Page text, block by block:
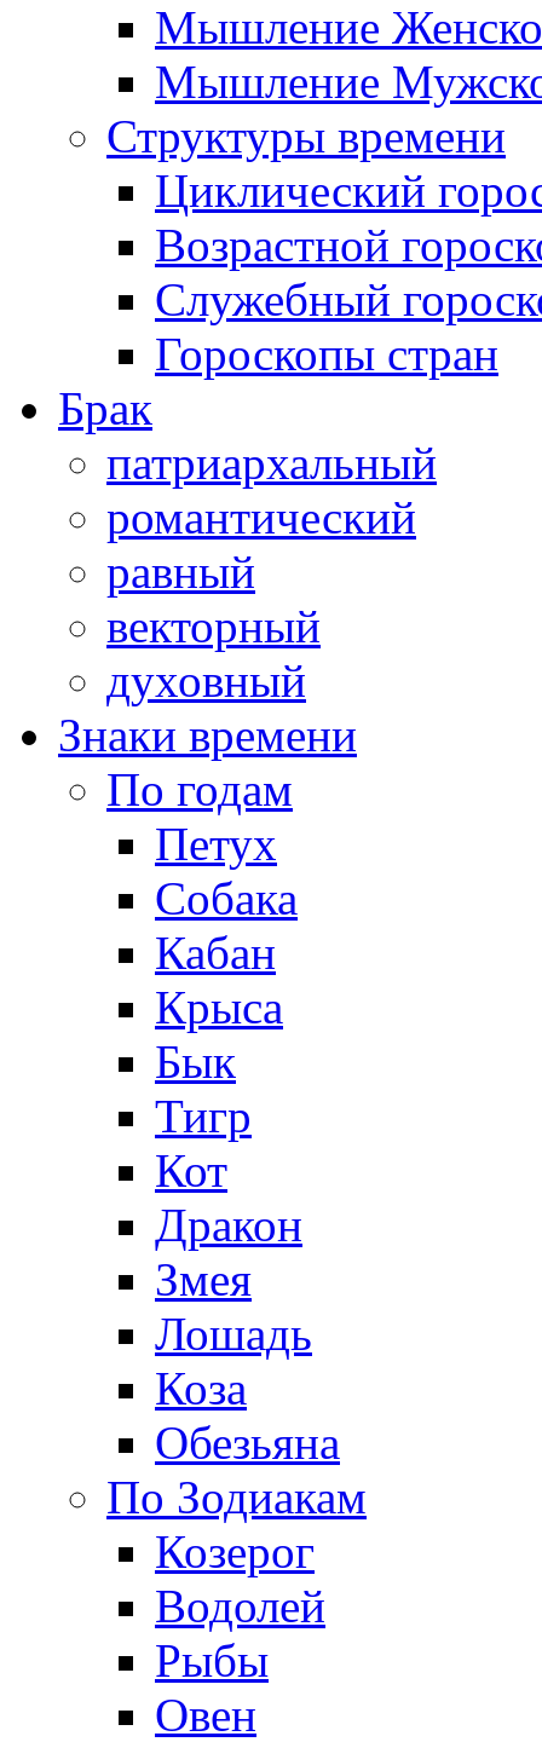
Мышление
Мышление
Структуры времени
Циклический
Возрастной
Служебный
Гороскопы стран
Брак
патриархальный
романтический
равный
векторный
духовный
Знаки времени
По годам
Петух
Собака
Кабан
Крыса
Бык
Тигр
Кот
Дракон
Змея
Лошадь
Коза
Обезьяна
По Зодиакам
Козерог
Водолей
Рыбы
Овен